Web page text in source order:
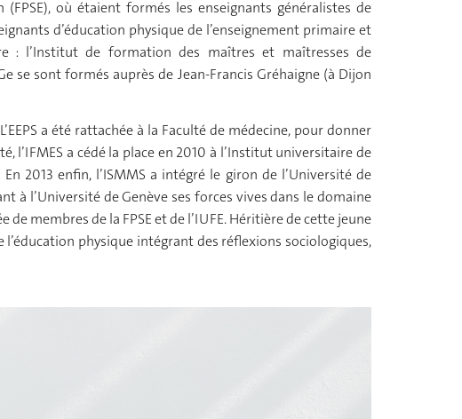
où étaient formés les enseignants généralistes de
d’éducation physique de l’enseignement primaire et
: l’Institut de formation des maîtres et maîtresses de
se sont formés auprès de Jean-Francis Gréhaigne (à Dijon
a été rattachée à la Faculté de médecine, pour donner
l’IFMES a cédé la place en 2010 à l’Institut universitaire de
2013 enfin, l’ISMMS a intégré le giron de l’Université de
à l’Université de Genève ses forces vives dans le domaine
de membres de la FPSE et de l’IUFE. Héritière de cette jeune
physique intégrant des réflexions sociologiques,